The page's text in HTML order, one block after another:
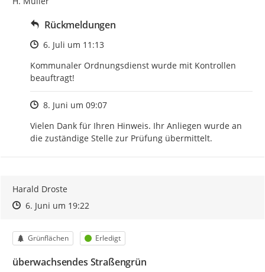
Rückmeldungen
Zeitpunkt des Erstellens
6. Juli um 11:13
Kommunaler Ordnungsdienst wurde mit Kontrollen
beauftragt!
Zeitpunkt des Erstellens
8. Juni um 09:07
Vielen Dank für Ihren Hinweis. Ihr Anliegen wurde an
die zuständige Stelle zur Prüfung übermittelt.
Harald Droste
Zeitpunkt des Erstellens
Zeitpunkt des Erstellens
6. Juni um 19:22Zur Äußerung
Kategorie
Grünflächen Status
Erledigt
überwachsendes Straßengrün